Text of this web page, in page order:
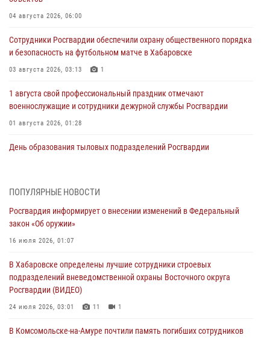
04 августа 2026, 06:00
Сотрудники Росгвардии обеспечили охрану общественного порядка
и безопасность на футбольном матче в Хабаровске
03 августа 2026, 03:13 1
1 августа свой профессиональный праздник отмечают
военнослужащие и сотрудники дежурной службы Росгвардии
01 августа 2026, 01:28
День образования тыловых подразделений Росгвардии
В Управлении Росгвардии по Хабаровскому краю состоялось
избирательного права
31 июля 2026, 03:26
женщине, потерявшей сознание во время массового мероприятия
29 июля 2026, 23:24
В Хабаровске продолжается акция «Каникулы с Росгвардией»
ПОПУЛЯРНЫЕ НОВОСТИ
Росгвардия информирует о внесении изменений в Федеральный
закон «Об оружии»
16 июля 2026, 01:07
В Хабаровске определены лучшие сотрудники строевых
подразделений вневедомственной охраны Восточного округа
Росгвардии (ВИДЕО)
24 июля 2026, 03:01 11 1
В Комсомольске-на-Амуре почтили память погибших сотрудников